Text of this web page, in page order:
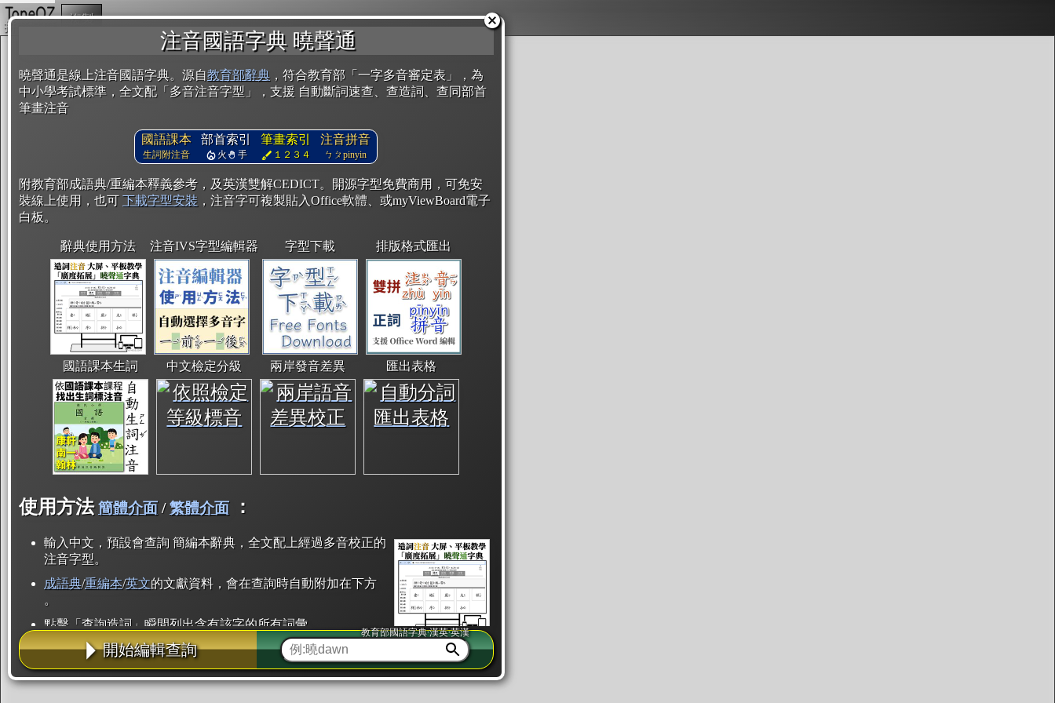
注音國語字典 曉聲通
曉聲通是線上注音國語字典。源自教育部辭典 ，符合教育部「一字多音審定表」，為
中小學考試標準，全文配「多音注音字型」，支援 自動斷詞速查、查造詞、查同部首
筆畫注音
國語課本
生詞附注音
部首索引
火 手
筆畫索引
１２３４
注音拼音
ㄅㄆpinyin
附教育部成語典/重編本釋義參考，及英漢雙解CEDICT。開源字型免費商用，可免安
裝線上使用，也可 下載字型安裝 ，注音字可複製貼入Office軟體、或myViewBoard電子
白板。
辭典使用方法 注音IVS字型編輯器 字型下載 排版格式匯出
國語課本生詞 中文檢定分級 兩岸發音差異 匯出表格
使用方法 簡體介面/繁體介面 ：
輸入中文，預設會查詢 簡編本辭典，全文配上經過多音校正的
注音字型。
成語典/重編本/英文的文獻資料，會在查詢時自動附加在下方
。
點擊「查詢造詞」瞬間列出含有該字的所有詞彙。
點「部首」瞬間列出所有「同部首字」。也支援查詢「同注音」或「同筆畫」。
辭典解釋的全文都經過自動斷詞，點擊便可瞬間「連續查詢」此字詞的解釋，不
用手動重複輸入。
開始編輯查詢
教育部國語字典·漢英·英漢
複製